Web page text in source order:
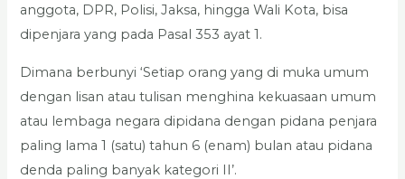
anggota, DPR, Polisi, Jaksa, hingga Wali Kota, bisa
dipenjara yang pada Pasal 353 ayat 1.
Dimana berbunyi ‘Setiap orang yang di muka umum
dengan lisan atau tulisan menghina kekuasaan umum
atau lembaga negara dipidana dengan pidana penjara
paling lama 1 (satu) tahun 6 (enam) bulan atau pidana
denda paling banyak kategori II’.